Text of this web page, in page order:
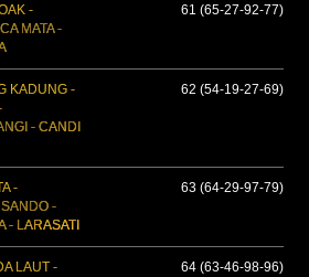
-
MATA -
61 (65-27-92-77)
KADUNG -
- CANDI
62 (54-19-27-69)
-
-
- LARASATI
63 (64-29-97-79)
LAUT -
64 (63-46-98-96)